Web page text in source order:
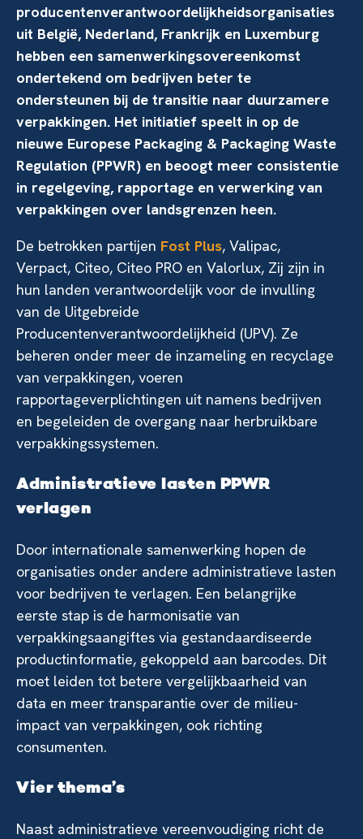
producentenverantwoordelijkheidsorganisaties
uit België, Nederland, Frankrijk en Luxemburg
hebben een samenwerkingsovereenkomst
ondertekend om bedrijven beter te
ondersteunen bij de transitie naar duurzamere
verpakkingen. Het initiatief speelt in op de
nieuwe Europese Packaging & Packaging Waste
Regulation (PPWR) en beoogt meer consistentie
in regelgeving, rapportage en verwerking van
verpakkingen over landsgrenzen heen.
De betrokken partijen Fost Plus, Valipac,
Verpact, Citeo, Citeo PRO en Valorlux, Zij zijn in
hun landen verantwoordelijk voor de invulling
van de Uitgebreide
Producentenverantwoordelijkheid (UPV). Ze
beheren onder meer de inzameling en recyclage
van verpakkingen, voeren
rapportageverplichtingen uit namens bedrijven
en begeleiden de overgang naar herbruikbare
verpakkingssystemen.
Administratieve lasten PPWR
verlagen
Door internationale samenwerking hopen de
organisaties onder andere administratieve lasten
voor bedrijven te verlagen. Een belangrijke
eerste stap is de harmonisatie van
verpakkingsaangiftes via gestandaardiseerde
productinformatie, gekoppeld aan barcodes. Dit
moet leiden tot betere vergelijkbaarheid van
data en meer transparantie over de milieu-
impact van verpakkingen, ook richting
consumenten.
Vier thema’s
Naast administratieve vereenvoudiging richt de